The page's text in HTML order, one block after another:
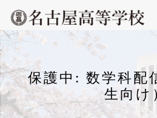
コンテンツへスキップ
メインナビゲーション
保護中: 数学科配
生向け